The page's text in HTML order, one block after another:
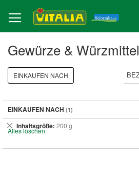
zum
Inhalt
Gewürze & Würzmittel
EINKAUFEN NACH
EINKAUFEN NACH
Inhaltsgröße 200 g
Dies
entfernen
Alles löschen